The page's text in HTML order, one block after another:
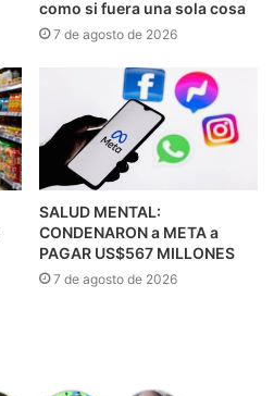
como si fuera una sola cosa
7 de agosto de 2026
SALUD MENTAL:
CONDENARON a META a
PAGAR US$567 MILLONES
7 de agosto de 2026